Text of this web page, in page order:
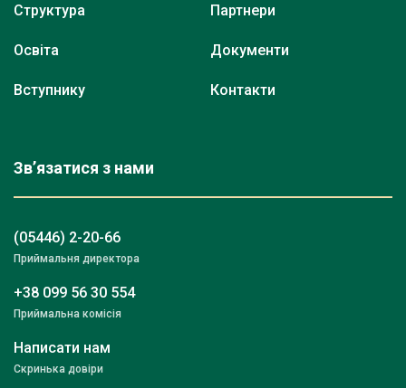
Структура
Освіта
Вступнику
Партнери
Документи
Контакти
Зв’язатися з нами
(05446) 2-20-66
Приймальня директора
+38 099 56 30 554
Приймальна комісія
Написати нам
Скринька довіри